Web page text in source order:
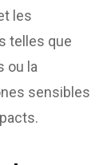
les
telles que
ou la
sensibles